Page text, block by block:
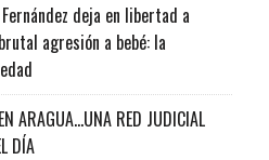
deja en libertad a
agresión a bebé: la
ARAGUA…UNA RED JUDICIAL
DÍA